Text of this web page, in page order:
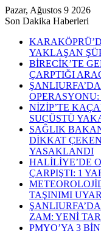
Pazar, Ağustos 9 2026
Son Dakika Haberleri
YAKLAŞAN
BİRECİK’TE
ÇARPTIĞI
NİZİP’TE
SUÇÜSTÜ
SAĞLIK
DİKKAT
YASAKLANDI
HALİLİYE’DE
ÇARPIŞTI: 1
TAŞINIMI
ZAM: YENİ
PMYO’YA 3